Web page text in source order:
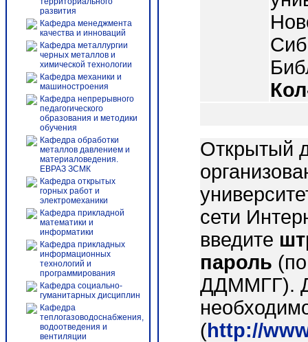
развития
Кафедра менеджмента
качества и инноваций
Кафедра металлургии
черных металлов и
химической технологии
Кафедра механики и
машиностроения
Кафедра непрерывного
педагогического
образования и методики
обучения
Кафедра обработки
металлов давлением и
материаловедения.
ЕВРАЗ ЗСМК
Кафедра открытых
горных работ и
электромеханики
Кафедра прикладной
математики и
информатики
Кафедра прикладных
информационных
технологий и
программирования
Кафедра социально-
гуманитарных дисциплин
Кафедра
теплогазоводоснабжения,
водоотведения и
вентиляции
Открытый
сети
введите
пароль
ДДММГГ).
(http://